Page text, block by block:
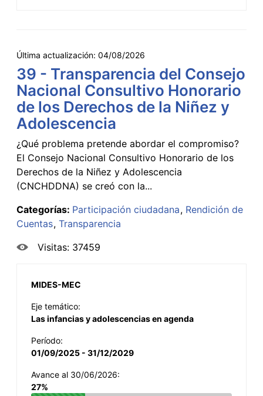
Última actualización: 04/08/2026
39 - Transparencia del Consejo
Nacional Consultivo Honorario
de los Derechos de la Niñez y
Adolescencia
¿Qué problema pretende abordar el compromiso?
El Consejo Nacional Consultivo Honorario de los
Derechos de la Niñez y Adolescencia
(CNCHDDNA) se creó con la...
Categorías: Participación ciudadana Rendición de
Cuentas Transparencia
Visitas: 37459
MIDES-MEC
Eje temático:
Las infancias y adolescencias en agenda
Período:
01/09/2025 - 31/12/2029
Avance al 30/06/2026:
27%